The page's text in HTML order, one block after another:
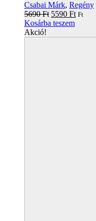
Csabai Márk, Regény
5690Ft Original
price
5590 FtCurrent
Ft
Kosárba teszem
Akció!